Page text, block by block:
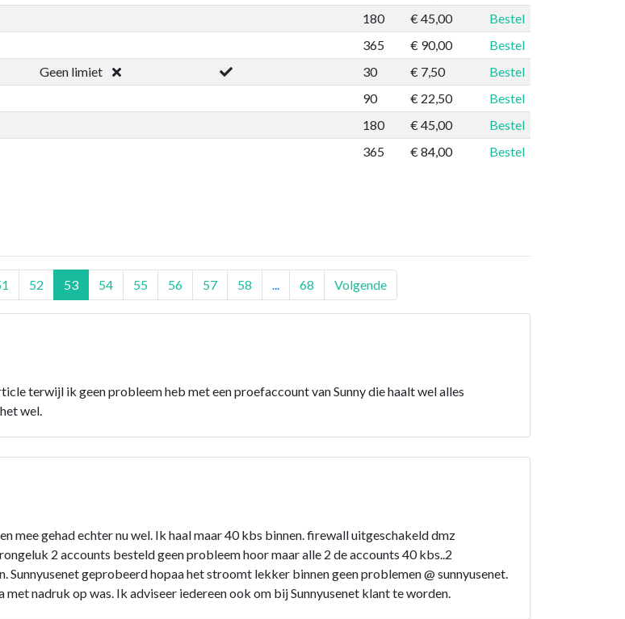
180
€ 45,00
Bestel
365
€ 90,00
Bestel
Geen limiet 30 € 7,50
Bestel
90
€ 22,50
Bestel
180
€ 45,00
Bestel
365
€ 84,00 Bestel
52 53 54 55 56 57 58 68 Volgende
terwijl ik geen probleem heb met een proefaccount van Sunny die haalt wel alles
wel.
mee gehad echter nu wel. Ik haal maar 40 kbs binnen. firewall uitgeschakeld dmz
2 accounts besteld geen probleem hoor maar alle 2 de accounts 40 kbs..2
geprobeerd hopaa het stroomt lekker binnen geen problemen @ sunnyusenet.
nadruk op was. Ik adviseer iedereen ook om bij Sunnyusenet klant te worden.